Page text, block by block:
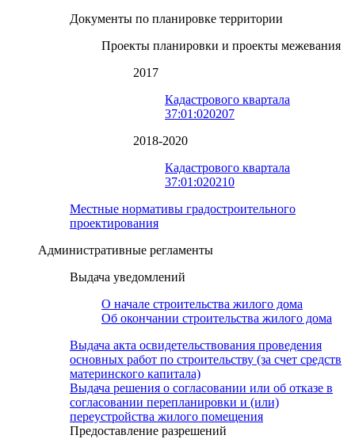
Документы по планировке территории
Проекты планировки и проекты межевания
2017
Кадастрового квартала
37:01:020207
2018-2020
Кадастрового квартала
37:01:020210
Местные нормативы градостроительного
проектирования
Административные регламенты
Выдача уведомлений
О начале строительства жилого дома
Об окончании строительства жилого дома
Выдача акта освидетельствования проведения
основных работ по строительству (за счет средств
материнского капитала)
Выдача решения о согласовании или об отказе в
согласовании перепланировки и (или)
переустройства жилого помещения
Предоставление разрешений